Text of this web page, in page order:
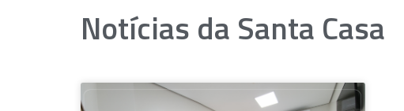
Notícias da Santa Casa